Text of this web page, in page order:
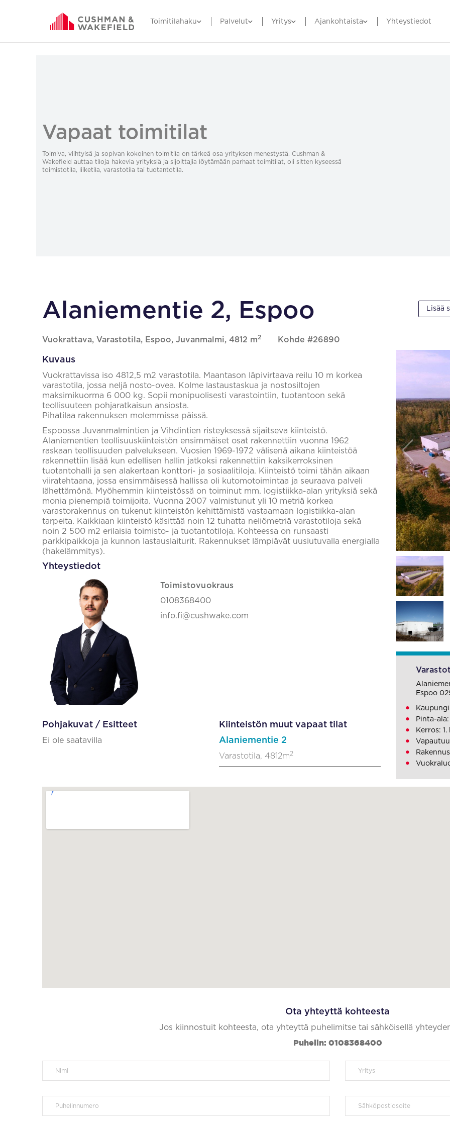
Toimitilahaku Palvelut Yritys Ajankohtaista Yhteystiedot
Vapaat toimitilat
Toimiva, viihtyisä ja sopivan kokoinen toimitila on tärkeä osa yrityksen menestystä. Cushman &
Wakefield auttaa tiloja hakevia yrityksiä ja sijoittajia löytämään parhaat toimitilat, oli sitten kyseessä
toimistotila, liiketila, varastotila tai tuotantotila.
Alaniementie 2, Espoo
Vuokrattava, Varastotila, Espoo, Juvanmalmi, 4812 m2 Kohde #26890
Lisää
Kuvaus
Vuokrattavissa iso 4812,5 m2 varastotila. Maantason läpivirtaava reilu 10 m korkea
varastotila, jossa neljä nosto-ovea. Kolme lastaustaskua ja nostosiltojen
maksimikuorma 6 000 kg. Sopii monipuolisesti varastointiin, tuotantoon sekä
teollisuuteen pohjaratkaisun ansiosta.
Pihatilaa rakennuksen molemmissa päissä.
Espoossa Juvanmalmintien ja Vihdintien risteyksessä sijaitseva kiinteistö.
Alaniementien teollisuuskiinteistön ensimmäiset osat rakennettiin vuonna 1962
raskaan teollisuuden palvelukseen. Vuosien 1969-1972 välisenä aikana kiinteistöä
rakennettiin lisää kun edellisen hallin jatkoksi rakennettiin kaksikerroksinen
tuotantohalli ja sen alakertaan konttori- ja sosiaalitiloja. Kiinteistö toimi tähän aikaan
viiratehtaana, jossa ensimmäisessä hallissa oli kutomotoimintaa ja seuraava palveli
lähettämönä. Myöhemmin kiinteistössä on toiminut mm. logistiikka-alan yrityksiä sekä
monia pienempiä toimijoita. Vuonna 2007 valmistunut yli 10 metriä korkea
varastorakennus on tukenut kiinteistön kehittämistä vastaamaan logistiikka-alan
tarpeita. Kaikkiaan kiinteistö käsittää noin 12 tuhatta neliömetriä varastotiloja sekä
noin 2 500 m2 erilaisia toimisto- ja tuotantotiloja. Kohteessa on runsaasti
parkkipaikkoja ja kunnon lastauslaiturit. Rakennukset lämpiävät uusiutuvalla energialla
(hakelämmitys).
Yhteystiedot
Toimistovuokraus
0108368400
info.fi@cushwake.com
Pohjakuvat / Esitteet
Ei ole saatavilla
Kiinteistön muut vapaat tilat
Alaniementie 2
Varastotila, 4812m2
Espoo
Pinta-ala:
Kerros: 1.
Ota yhteyttä kohteesta
Jos kiinnostuit kohteesta, ota yhteyttä puhelimitse tai sähköisellä
Puhelin: 0108368400